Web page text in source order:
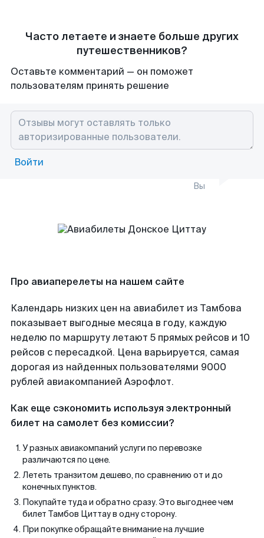
Часто летаете и знаете больше других
путешественников?
Оставьте комментарий — он поможет
пользователям принять решение
Войти
Вы
Про авиаперелеты на нашем сайте
Календарь низких цен на авиабилет из Тамбова
показывает выгодные месяца в году, каждую
неделю по маршруту летают 5 прямых рейсов и 10
рейсов с пересадкой. Цена варьируется, самая
дорогая из найденных пользователями 9000
рублей авиакомпанией Аэрофлот.
Как еще сэкономить используя электронный
билет на самолет без комиссии?
У разных авиакомпаний услуги по перевозке
различаются по цене.
Лететь транзитом дешево, по сравнению от и до
конечных пунктов.
Покупайте туда и обратно сразу. Это выгоднее чем
билет Тамбов Циттау в одну сторону.
При покупке обращайте внимание на лучшие